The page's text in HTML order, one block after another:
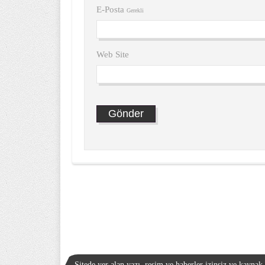
E-Posta Gerekli
Web Site